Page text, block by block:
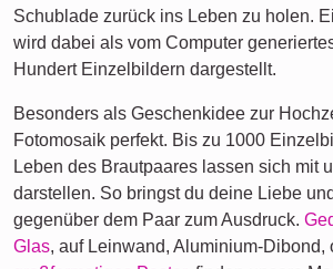
Schublade zurück ins Leben zu holen.
wird dabei als vom Computer
Hundert Einzelbildern dargestellt.
Besonders als Geschenkidee zur
Fotomosaik perfekt. Bis zu 1000
Leben des Brautpaares lassen sich mit
darstellen. So bringst du deine Liebe
gegenüber dem Paar zum Ausdruck.
Glas, auf Leinwand, Aluminium-Dibond,